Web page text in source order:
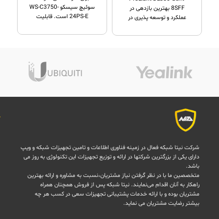
شاسی,قطعات سرور
8SFF بهترین بازدهی در
عملکرد و توسعه پذیری در
سوئیچ سیسکو WS-C3750-
24PS-E است. قابلیت
شرکت نیتا شبکه فعال در زمینه فناوری اطلاعات و تامین تجهیزات شبکه و ویپ
دارای یکی از بزرگترین شرکتها در ارائه و توزیع تجهیزات این تکنولوژی به روز می
باشد.
متخصصین ما با در نظر گرفتن نیاز مشتریان،نسبت به مشاوره و ارائه بهترین
راهکار به آنان اقدام می‌نمایند. نیتا شبکه پس از فروش همچنان همراه
مشتریان بوده و با ارائه خدمات پشتیبانی تجهیزات سعی در کسب هر چه
بیشتر رضایت مشتریان می نماید.